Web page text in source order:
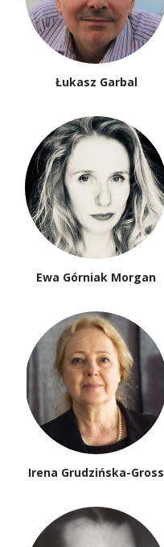
Łukasz Garbal
Ewa Górniak Morgan
Irena Grudzińska-Gross